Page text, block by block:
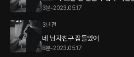
3분•2023.05.17
3년 전
네 남자친구 잠들었어
8분•2023.05.17